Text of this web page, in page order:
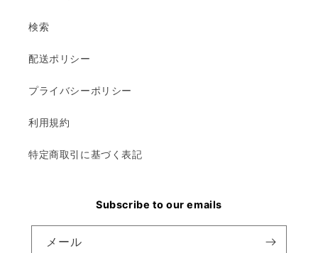
検索
配送ポリシー
プライバシーポリシー
利用規約
特定商取引に基づく表記
Subscribe to our emails
メール